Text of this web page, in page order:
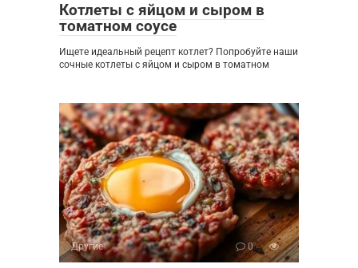
Котлеты с яйцом и сыром в
томатном соусе
Ищете идеальный рецепт котлет? Попробуйте наши
сочные котлеты с яйцом и сыром в томатном
Другие 0